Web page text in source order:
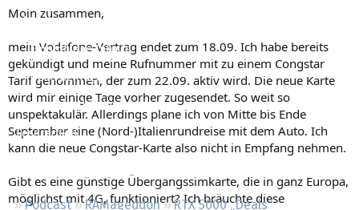
Aktuelles
Empfohlene Inhalte
Neue Beiträge
Neueste Aktivitäten
Leserartikel
Podcast RAMageddon
RTX 5000 „Deals“
r
a
Moin zusammen,
mein Vodafone-Vertrag endet zum 18.09. Ich habe bereits
gekündigt und meine Rufnummer mit zu einem Congstar
Tarif genommen, der zum 22.09. aktiv wird. Die neue Karte
wird mir einige Tage vorher zugesendet. So weit so
unspektakulär. Allerdings plane ich von Mitte bis Ende
September eine (Nord-)Italienrundreise mit dem Auto. Ich
kann die neue Congstar-Karte also nicht in Empfang nehmen.
Gibt es eine günstige Übergangssimkarte, die in ganz Europa,
möglichst mit 4G, funktioniert? Ich bräuchte diese